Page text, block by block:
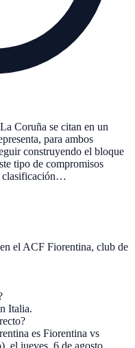
Coruña se citan en un
para ambos
construyendo el bloque
tipo de compromisos
clasificación…
el ACF Fiorentina, club de
Italia.
es Fiorentina vs